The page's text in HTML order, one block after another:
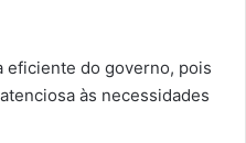
eficiente do governo, pois
às necessidades